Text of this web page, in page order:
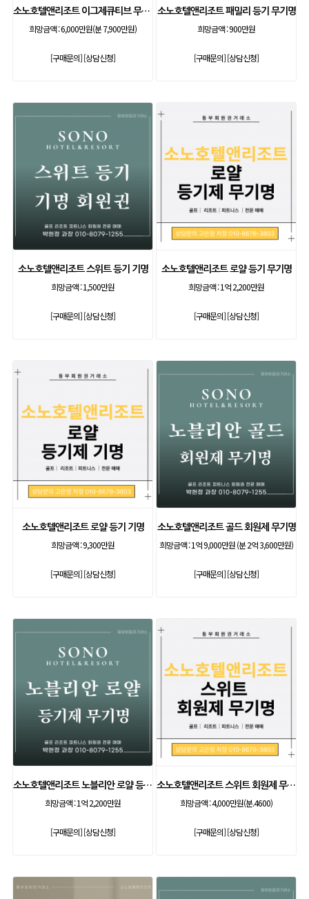
소노호텔앤리조트 이그제큐티브 무기명 회원제
희망금액 :6,000만원(분 7,900만원)
[구매문의][상담신청]
소노호텔앤리조트 패밀리 등기 무기명
희망금액 :900만원
[구매문의][상담신청]
소노호텔앤리조트 스위트 등기 기명
희망금액 :1,500만원
[구매문의][상담신청]
소노호텔앤리조트 로얄 등기 무기명
희망금액 :1억 2,200만원
[구매문의][상담신청]
소노호텔앤리조트 로얄 등기 기명
희망금액 :9,300만원
[구매문의][상담신청]
소노호텔앤리조트 골드 회원제 무기명
희망금액 :1억 9,000만원 (분 2억 3,600만원)
[구매문의][상담신청]
소노호텔앤리조트 노블리안 로얄 등기 무기명
희망금액 :1억 2,200만원
[구매문의][상담신청]
소노호텔앤리조트 스위트 회원제 무기명
희망금액 :4,000만원(분.4600)
[구매문의][상담신청]